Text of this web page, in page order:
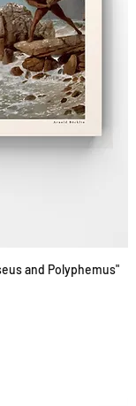
and Polyphemus"